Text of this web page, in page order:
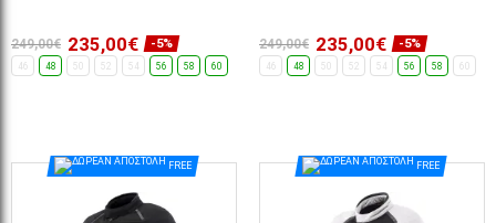
249,00€ 235,00€ -5%
46 48 50 52 54 56 58 60
249,00€ 235,00€ -5%
46 48 50 52 54 56 58 60
FREE FREE